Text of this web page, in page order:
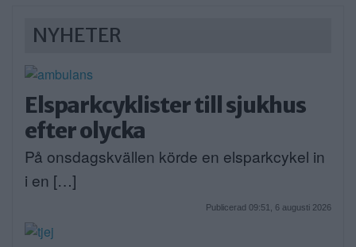
NYHETER
Elsparkcyklister till sjukhus
efter olycka
På onsdagskvällen körde en elsparkcykel in
i en […]
Publicerad 09:51, 6 augusti 2026